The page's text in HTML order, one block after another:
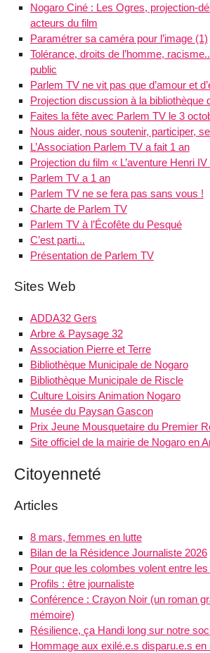
Nogaro Ciné : Les Ogres, projection-
acteurs du film
Paramétrer sa caméra pour l’image (1)
Tolérance, droits de l’homme,
public
Parlem TV ne vit pas que d’amour et
Projection discussion à la bibliothèque
Faites la fête avec Parlem TV le 3
Nous aider, nous soutenir, participer,
L’Association Parlem TV a fait 1 an
Projection du film « L’aventure Henri IV
Parlem TV a 1 an
Parlem TV ne se fera pas sans vous !
Charte de Parlem TV
Parlem TV à l’Écofête du Pesqué
C’est parti...
Présentation de Parlem TV
Sites Web
ADDA32 Gers
Arbre & Paysage 32
Association Pierre et Terre
Bibliothèque Municipale de Nogaro
Bibliothèque Municipale de Riscle
Culture Loisirs Animation Nogaro
Musée du Paysan Gascon
Prix Jeune Mousquetaire du Premier
Site officiel de la mairie de Nogaro en
Citoyenneté
Articles
8 mars, femmes en lutte
Bilan de la Résidence Journaliste 2026
Pour que les colombes volent entre les
Profils : être journaliste
Conférence : Crayon Noir (un roman
mémoire)
Résilience, ça Handi long sur notre
Hommage aux exilé.e.s disparu.e.s en